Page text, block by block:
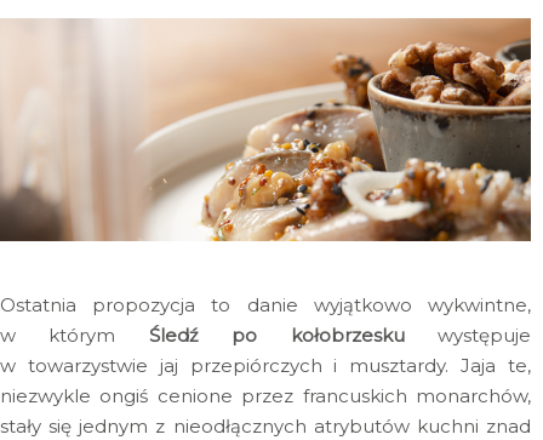
Ostatnia propozycja to danie wyjątkowo wykwintne,
w którym Śledź po kołobrzeskuwystępuje
w towarzystwie jaj przepiórczych i musztardy. Jaja te,
niezwykle ongiś cenione przez francuskich monarchów,
stały się jednym z nieodłącznych atrybutów kuchni znad